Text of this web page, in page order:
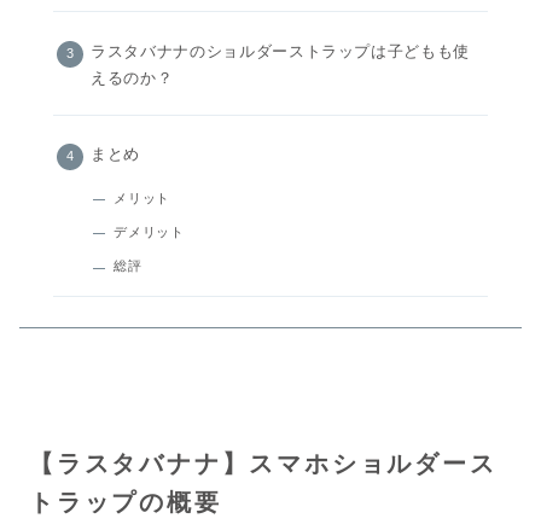
ラスタバナナのショルダーストラップは子どもも使
えるのか？
まとめ
メリット
デメリット
総評
【ラスタバナナ】スマホショルダース
トラップの概要